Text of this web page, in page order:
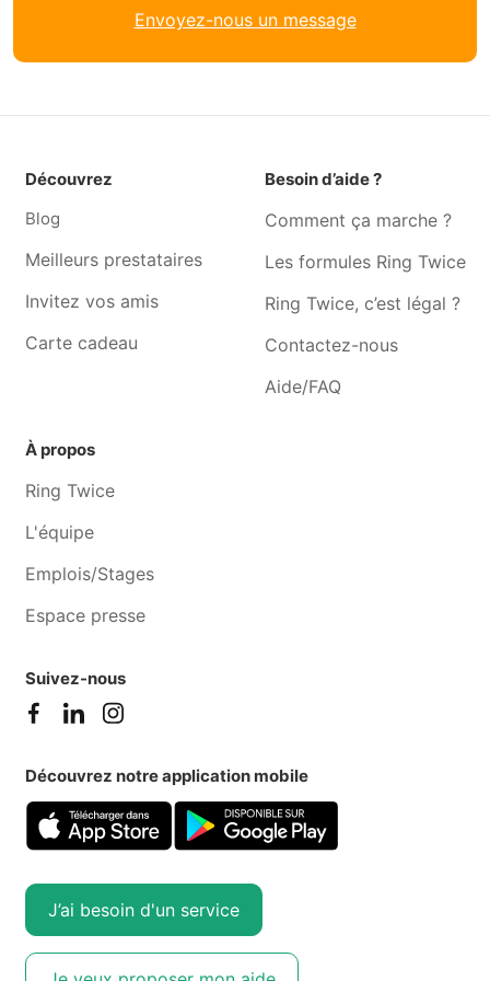
Couturière Ecaussinnes-
d'enghien
Couturière Petit-Enghien
Couturière Pont-à-celles
Couturière Uccle
manage
Envoyez-nous un message
Découvrez
Blog
Meilleurs prestataires
Invitez vos amis
Carte cadeau
Besoin d’aide ?
Comment ça marche ?
Les formules Ring Twice
Ring Twice, c’est légal ?
Contactez-nous
Aide/FAQ
À propos
Ring Twice
L'équipe
Emplois/Stages
Espace presse
Suivez-nous
Découvrez notre application mobile
J’ai besoin d'un service